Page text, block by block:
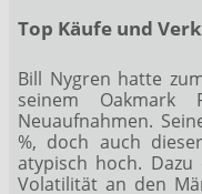
Top Käufe und
Bill Nygren hatte
seinem Oakmark
Neuaufnahmen.
%, doch auch
atypisch hoch.
Volatilität an den